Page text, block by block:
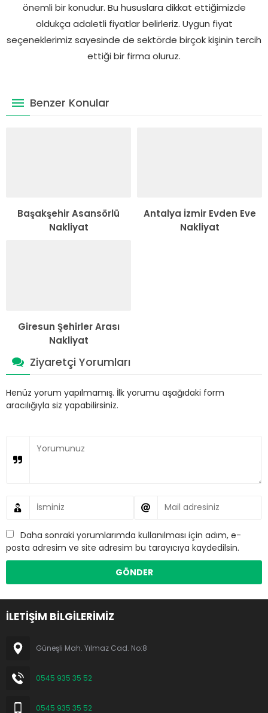
önemli bir konudur. Bu hususlara dikkat ettiğimizde
oldukça adaletli fiyatlar belirleriz. Uygun fiyat
seçeneklerimiz sayesinde de sektörde birçok kişinin tercih
ettiği bir firma oluruz.
Benzer Konular
Başakşehir Asansörlü
Nakliyat
Antalya İzmir Evden Eve
Nakliyat
Giresun Şehirler Arası
Nakliyat
Ziyaretçi Yorumları
Henüz yorum yapılmamış. İlk yorumu aşağıdaki form
aracılığıyla siz yapabilirsiniz.
Daha sonraki yorumlarımda kullanılması için adım, e-
posta adresim ve site adresim bu tarayıcıya kaydedilsin.
İLETİŞİM BİLGİLERİMİZ
Güneşli Mah. Yılmaz Cad. No:8
0545 935 35 52
0545 935 35 52